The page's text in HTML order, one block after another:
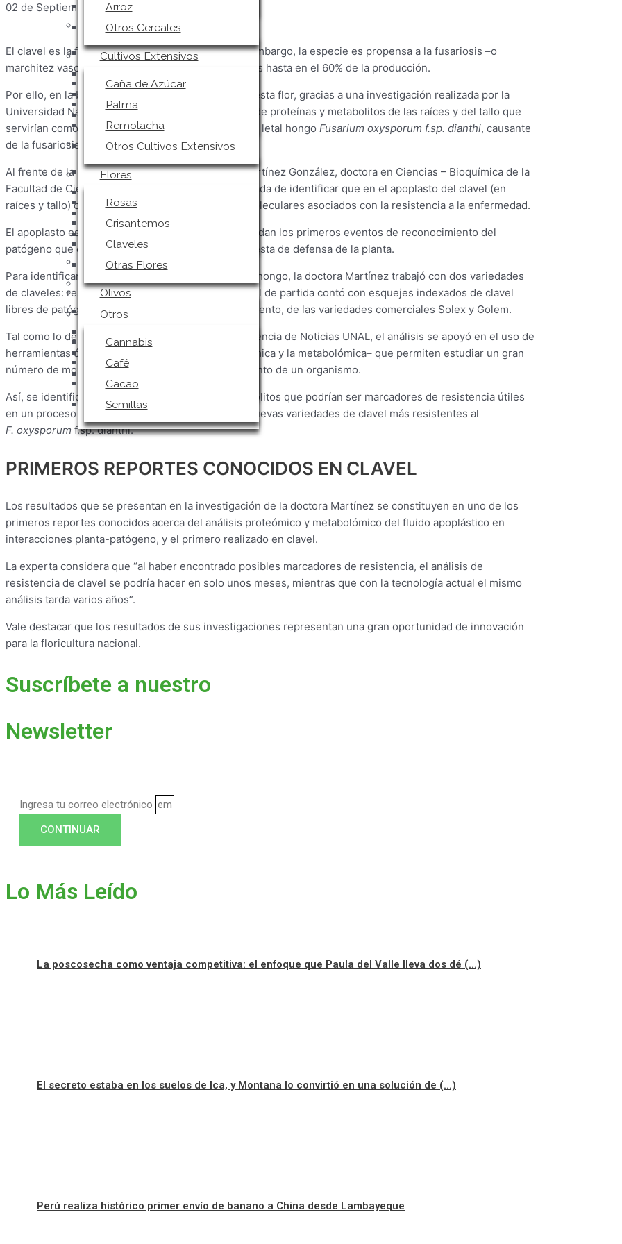
Cultivos Extensivos
Caña de Azúcar
Flores
Rosas
Olivos
Otros
Cannabis
Arroz
Otros Cereales
Cultivos Extensivos
Caña de Azúcar
Palma
Remolacha
Otros Cultivos Extensivos
Flores
Rosas
Crisantemos
Claveles
Otras Flores
Olivos
Otros
Cannabis
Café
Cacao
Semillas
02 de Septiembre 2022 Ximena González V.
El clavel es la flor más cultivada de Colombia. Sin embargo, la especie es propensa a la fusariosis –o
marchitez vascular, enfermedad que ocasiona daños hasta en el 60% de la producción.
Por ello, en la búsqueda de mayor inmunidad para esta flor, gracias a una investigación realizada por la
Universidad Nacional se logró identificar un grupo de proteínas y metabolitos de las raíces y del tallo que
servirían como potencial marcador de resistencia al letal hongo Fusarium oxysporum f.sp. dianthi, causante
de la fusariosis.
Al frente de la investigación estuvo Ana Patricia Martínez González, doctora en Ciencias – Bioquímica de la
Facultad de Ciencias de la UNAL. Ella fue la encargada de identificar que en el apoplasto del clavel (en
raíces y tallo) ocurren fenómenos bioquímicos y moleculares asociados con la resistencia a la enfermedad.
El apoplasto es el espacio intercelular en donde se dan los primeros eventos de reconocimiento del
patógeno que conducen a la activación de la respuesta de defensa de la planta.
Para identificar las características de resistencia al hongo, la doctora Martínez trabajó con dos variedades
de claveles: resistente y susceptible. Como material de partida contó con esquejes indexados de clavel
libres de patógenos con tres semanas de enraizamiento, de las variedades comerciales Solex y Golem.
Tal como lo destaca un artículo publicado por la Agencia de Noticias UNAL, el análisis se apoyó en el uso de
herramientas ómicas –concretamente en la proteómica y la metabolómica– que permiten estudiar un gran
número de moléculas implicadas en el funcionamiento de un organismo.
Así, se identificó un conjunto de proteínas y metabolitos que podrían ser marcadores de resistencia útiles
en un proceso de cruces genéticos para obtener nuevas variedades de clavel más resistentes al
F. oxysporum f.sp. dianthi.
PRIMEROS REPORTES CONOCIDOS EN CLAVEL
Los resultados que se presentan en la investigación de la doctora Martínez se constituyen en uno de los
primeros reportes conocidos acerca del análisis proteómico y metabolómico del fluido apoplástico en
interacciones planta-patógeno, y el primero realizado en clavel.
La experta considera que “al haber encontrado posibles marcadores de resistencia, el análisis de
resistencia de clavel se podría hacer en solo unos meses, mientras que con la tecnología actual el mismo
análisis tarda varios años”.
Vale destacar que los resultados de sus investigaciones representan una gran oportunidad de innovación
para la floricultura nacional.
Suscríbete a nuestro
Newsletter
Ingresa tu correo electrónico
CONTINUAR
Lo Más Leído
La poscosecha como ventaja competitiva: el enfoque que Paula del Valle lleva dos dé (...)
El secreto estaba en los suelos de Ica, y Montana lo convirtió en una solución de (...)
Perú realiza histórico primer envío de banano a China desde Lambayeque